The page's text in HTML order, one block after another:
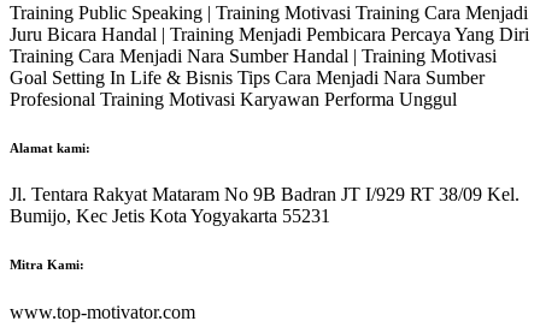
Training Public Speaking | Training Motivasi Training Cara Menjadi
Juru Bicara Handal | Training Menjadi Pembicara Percaya Yang Diri
Training Cara Menjadi Nara Sumber Handal | Training Motivasi
Goal Setting In Life & Bisnis Tips Cara Menjadi Nara Sumber
Profesional Training Motivasi Karyawan Performa Unggul
Alamat kami:
Jl. Tentara Rakyat Mataram No 9B Badran JT I/929 RT 38/09 Kel.
Bumijo, Kec Jetis Kota Yogyakarta 55231
Mitra Kami:
www.top-motivator.com